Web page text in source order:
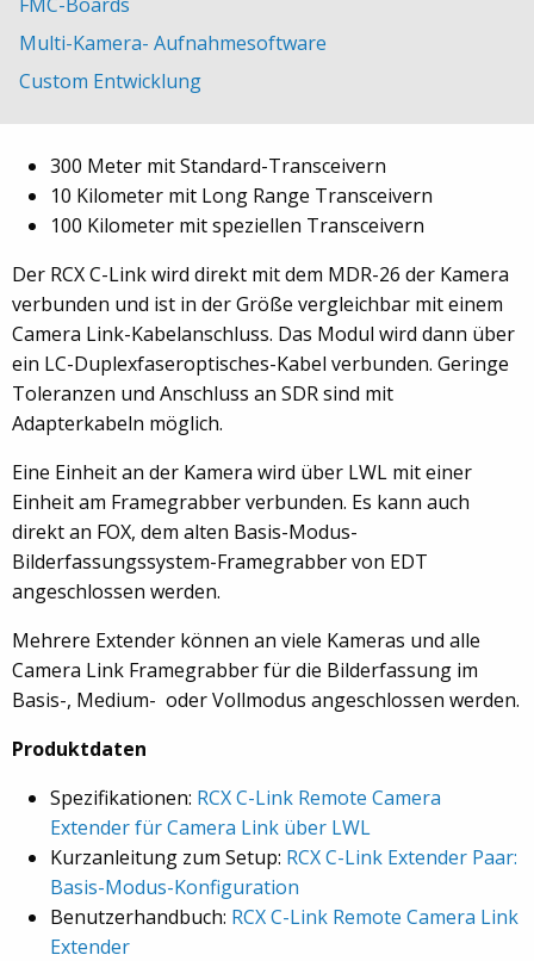
Multi-Kamera- Aufnahmesoftware
Custom Entwicklung
Produkt liefern.
Der RCX C-Link ist ein Repeater, der Camera-Link-Daten
in faseroptische konvertiert. Entfernungen die erreicht
300 Meter mit Standard-Transceivern
10 Kilometer mit Long Range Transceivern
100 Kilometer mit speziellen Transceivern
Der RCX C-Link wird direkt mit dem MDR-26 der Kamera
verbunden und ist in der Größe vergleichbar mit einem
Camera Link-Kabelanschluss. Das Modul wird dann über
ein LC-Duplexfaseroptisches-Kabel verbunden. Geringe
Toleranzen und Anschluss an SDR sind mit
Adapterkabeln möglich.
Eine Einheit an der Kamera wird über LWL mit einer
Einheit am Framegrabber verbunden. Es kann auch
direkt an FOX, dem alten Basis-Modus-
Bilderfassungssystem-Framegrabber von EDT
angeschlossen werden.
Mehrere Extender können an viele Kameras und alle
Camera Link Framegrabber für die Bilderfassung im
Basis-, Medium- oder Vollmodus angeschlossen werden.
Produktdaten
Spezifikationen: RCX C-Link Remote Camera
Extender für Camera Link über LWL
Kurzanleitung zum Setup: RCX C-Link Extender Paar:
Basis-Modus-Konfiguration
Benutzerhandbuch: RCX C-Link Remote Camera Link
Extender